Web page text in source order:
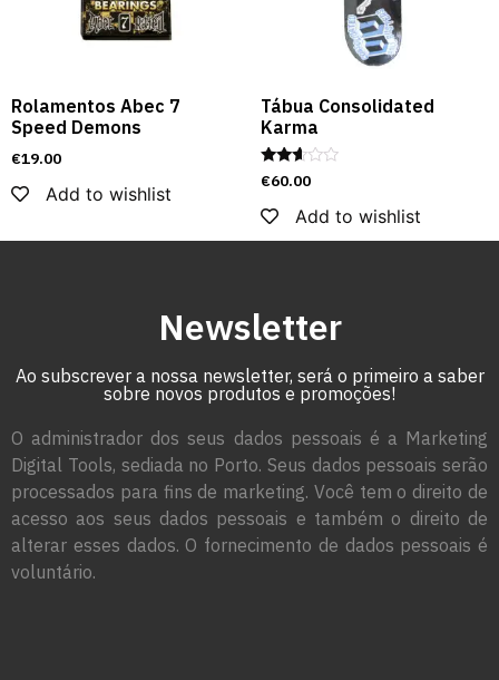
Rolamentos Abec 7
Speed Demons
€19.00
Add to wishlist
Tábua Consolidated
Karma
Rated
2.48
out of
5
€60.00
Add to wishlist
Newsletter
Ao subscrever a nossa newsletter, será o primeiro a saber
sobre novos produtos e promoções!
O administrador dos seus dados pessoais é a Marketing
Digital Tools, sediada no Porto. Seus dados pessoais serão
processados para fins de marketing. Você tem o direito de
acesso aos seus dados pessoais e também o direito de
alterar esses dados. O fornecimento de dados pessoais é
voluntário.